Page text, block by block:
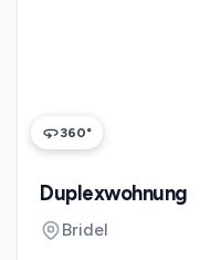
360°
Duplexwohnung
Bridel